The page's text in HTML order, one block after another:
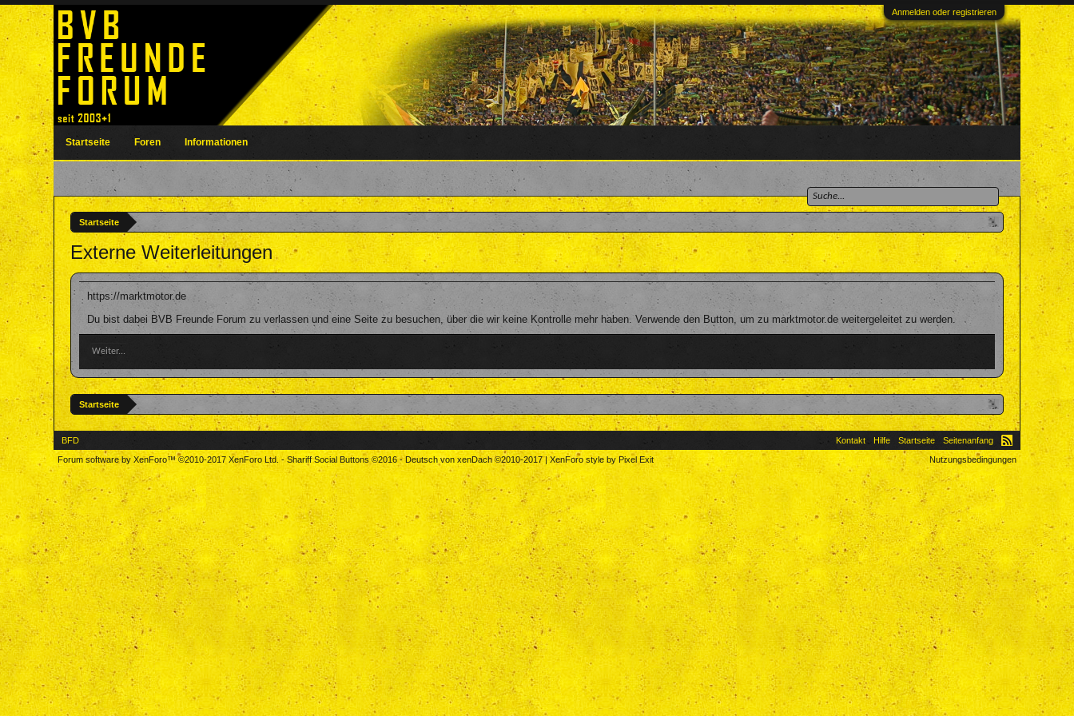
Anmelden oder registrieren
Startseite
Externe Weiterleitungen
https://marktmotor.de
Du bist dabei BVB Freunde Forum zu verlassen und eine Seite zu besuchen, über die wir keine Kontrolle mehr haben. Verwende den Button, um zu marktmotor.de weitergeleitet zu werden.
Weiter...
Startseite
Startseite Foren Informationen
BFD Kontakt Hilfe Startseite
Seitenanfang
Nutzungsbedingungen
Forum software by XenForo™©2010-2017 XenForo Ltd. -Shariff Social Buttons©2016-Deutsch von xenDach©2010-2017 | XenForo style by Pixel Exit